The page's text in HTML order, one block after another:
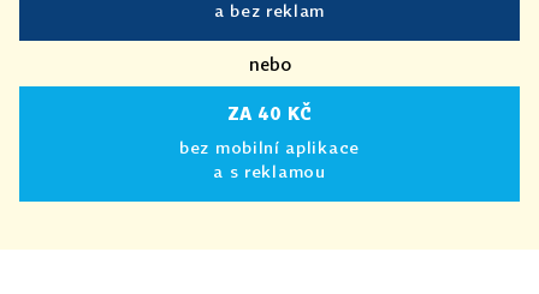
a bez reklam
nebo
ZA 40 KČ
bez mobilní aplikace
a s reklamou